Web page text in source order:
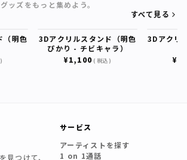
ッズをもっと集めよう。
すべて見る
（明色
3Dアクリルスタンド（明色
ぴかり - チビキャラ）
¥1,100(税込)
3Dアクリ
見つけて、
サービス
アーティストを探す
1 on 1通話